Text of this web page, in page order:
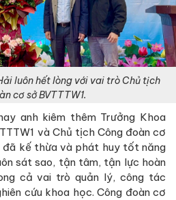
luôn hết lòng với vai trò Chủ tịch
cơ sở BVTTTW1.
anh kiêm thêm Trưởng Khoa
và Chủ tịch Công đoàn cơ
đã kế thừa và phát huy tốt năng
sát sao, tận tâm, tận lực hoàn
cả vai trò quản lý, công tác
cứu khoa học. Công đoàn cơ